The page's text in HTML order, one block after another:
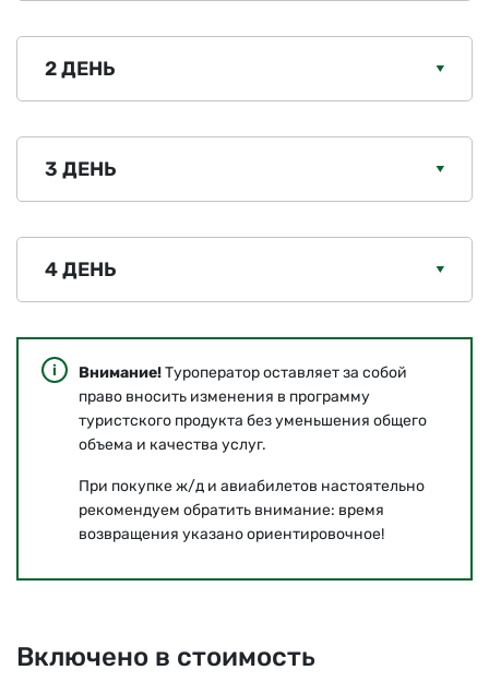
2 ДЕНЬ
3 ДЕНЬ
4 ДЕНЬ
Внимание!Туроператор оставляет за собой
право вносить изменения в программу
туристского продукта без уменьшения общего
объема и качества услуг.
При покупке ж/д и авиабилетов настоятельно
рекомендуем обратить внимание: время
возвращения указано ориентировочное!
Включено в стоимость